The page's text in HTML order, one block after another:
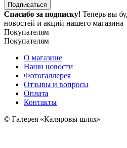
Подписаться
Спасибо за подписку! Теперь вы
новостей и акций нашего магазина
Покупателям
Покупателям
О магазине
Наши новости
Фотогаллерея
Отзывы и вопросы
Оплата
Контакты
© Галерея «Каляровы шлях»